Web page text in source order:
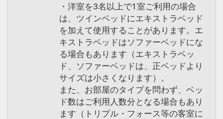
・洋室を3名以上で1室ご利用の場合
は、ツインベッドにエキストラベッド
を加えて使用することがあります。エ
キストラベッドはソファーベッドにな
る場合もあります（エキストラベッ
ド、ソファーベッドは、正ベッドより
サイズは小さくなります）。
また、お部屋のタイプを問わず、ベッ
ド数はご利用人数分となる場合もあり
ます（トリプル・フォース等の客室に